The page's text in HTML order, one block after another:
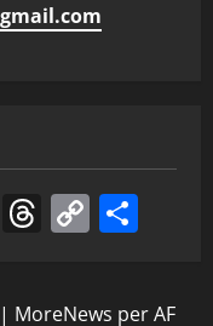
X Threads
Copy
| MoreNews per AF